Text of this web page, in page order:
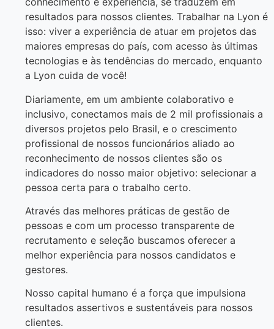
resultados para nossos clientes. Trabalhar na Lyon é
isso: viver a experiência de atuar em projetos das
maiores empresas do país, com acesso às últimas
tecnologias e às tendências do mercado, enquanto
a Lyon cuida de você!
Diariamente, em um ambiente colaborativo e
inclusivo, conectamos mais de 2 mil profissionais a
diversos projetos pelo Brasil, e o crescimento
profissional de nossos funcionários aliado ao
reconhecimento de nossos clientes são os
indicadores do nosso maior objetivo: selecionar a
pessoa certa para o trabalho certo.
Através das melhores práticas de gestão de
pessoas e com um processo transparente de
recrutamento e seleção buscamos oferecer a
melhor experiência para nossos candidatos e
gestores.
Nosso capital humano é a força que impulsiona
resultados assertivos e sustentáveis para nossos
clientes.